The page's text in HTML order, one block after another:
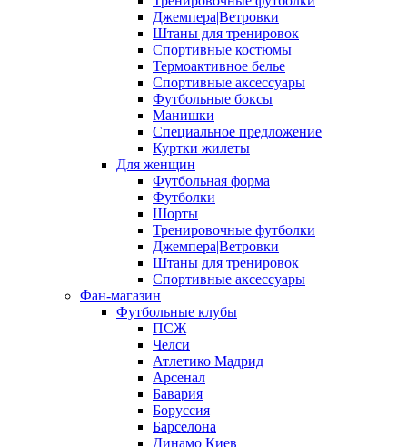
Джемпера|Ветровки
Штаны для тренировок
Спортивные костюмы
Термоактивное белье
Спортивные аксессуары
Футбольные боксы
Манишки
Специальное предложение
Куртки жилеты
Для женщин
Футбольная форма
Футболки
Шорты
Тренировочные футболки
Джемпера|Ветровки
Штаны для тренировок
Спортивные аксессуары
Фан-магазин
Футбольные клубы
ПСЖ
Челси
Атлетико Мадрид
Арсенал
Бавария
Боруссия
Барселона
Динамо Киев